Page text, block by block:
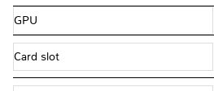
GPU
Card slot